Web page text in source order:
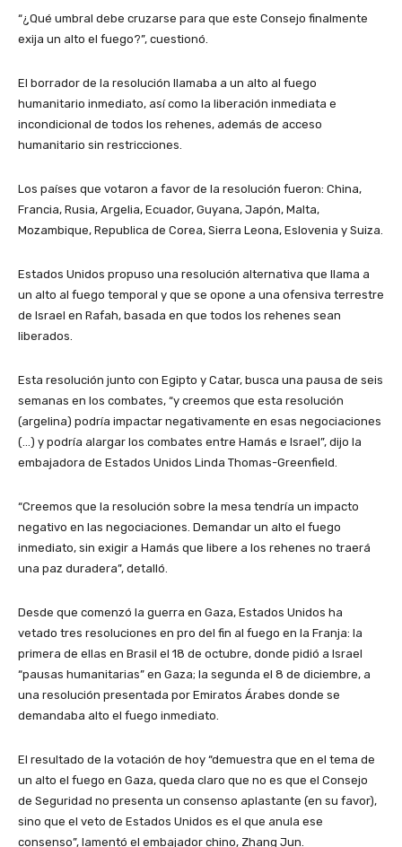
“¿Qué umbral debe cruzarse para que este Consejo finalmente
exija un alto el fuego?”, cuestionó.
El borrador de la resolución llamaba a un alto al fuego
humanitario inmediato, así como la liberación inmediata e
incondicional de todos los rehenes, además de acceso
humanitario sin restricciones.
Los países que votaron a favor de la resolución fueron: China,
Francia, Rusia, Argelia, Ecuador, Guyana, Japón, Malta,
Mozambique, Republica de Corea, Sierra Leona, Eslovenia y Suiza.
Estados Unidos propuso una resolución alternativa que llama a
un alto al fuego temporal y que se opone a una ofensiva terrestre
de Israel en Rafah, basada en que todos los rehenes sean
liberados.
Esta resolución junto con Egipto y Catar, busca una pausa de seis
semanas en los combates, “y creemos que esta resolución
(argelina) podría impactar negativamente en esas negociaciones
(…) y podría alargar los combates entre Hamás e Israel”, dijo la
embajadora de Estados Unidos Linda Thomas-Greenfield.
“Creemos que la resolución sobre la mesa tendría un impacto
negativo en las negociaciones. Demandar un alto el fuego
inmediato, sin exigir a Hamás que libere a los rehenes no traerá
una paz duradera”, detalló.
Desde que comenzó la guerra en Gaza, Estados Unidos ha
vetado tres resoluciones en pro del fin al fuego en la Franja: la
primera de ellas en Brasil el 18 de octubre, donde pidió a Israel
“pausas humanitarias” en Gaza; la segunda el 8 de diciembre, a
una resolución presentada por Emiratos Árabes donde se
demandaba alto el fuego inmediato.
El resultado de la votación de hoy “demuestra que en el tema de
un alto el fuego en Gaza, queda claro que no es que el Consejo
de Seguridad no presenta un consenso aplastante (en su favor),
sino que el veto de Estados Unidos es el que anula ese
consenso”, lamentó el embajador chino, Zhang Jun.